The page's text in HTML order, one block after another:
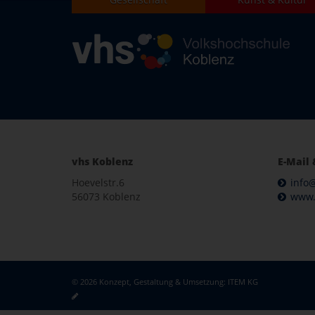
vhs Koblenz
Hoevelstr.6
56073 Koblenz
E-Mail
© 2026 Konzept, Gestaltung & Umsetzung: ITEM KG